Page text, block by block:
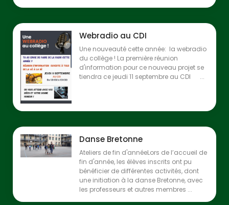
Webradio au CDI
Une nouveauté cette année: la webradio
du collège ! La première réunion
d'information pour ce nouveau projet se
tiendra ce jeudi 11 septembre au CDI ...
Danse Bretonne
Ateliers de fin d'annéeLors de l’accueil de
fin d'année, les élèves inscrits ont pu
bénéficier de différentes activités, dont
une initiation à la danse Bretonne, avec
les professeurs et autres membres ...